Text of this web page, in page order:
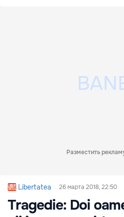
Разместить
Libertatea 26 марта 2018, 22:50
Tragedie: Doi